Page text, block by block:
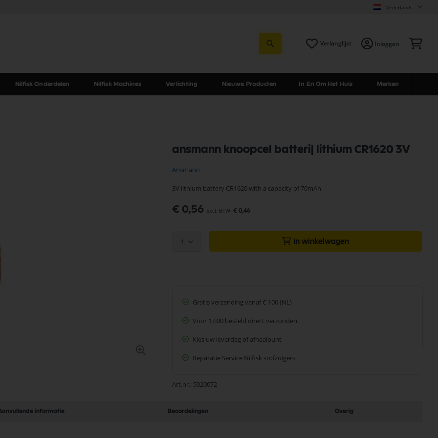
Nederlands
Verlanglijst Inloggen
Nilfisk Onderdelen Nilfisk Machines Verlichting Nieuwe Producten In En Om Het Huis Merken
ansmann knoopcel batterij lithium CR1620 3V
Ansmann
3V lithium battery CR1620 with a capacity of 70mAh
€ 0,56 € 0,46
1 In winkelwagen
Gratis verzending vanaf € 100 (NL)
Voor 17:00 besteld direct verzonden
Kies uw leverdag of afhaalpunt
Reparatie Service Nilfisk stofzuigers
Art.nr. 5020072
informatie Beoordelingen Overig